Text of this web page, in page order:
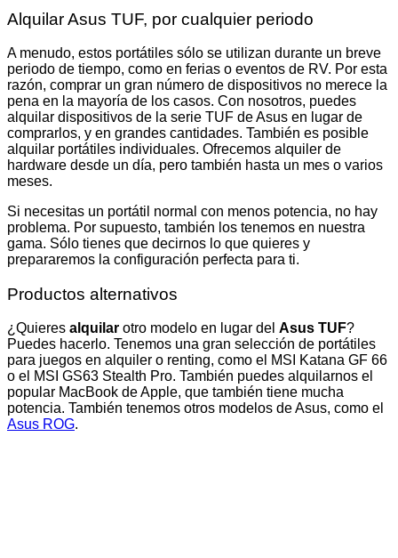
Alquilar Asus TUF, por cualquier periodo
A menudo, estos portátiles sólo se utilizan durante un breve
periodo de tiempo, como en ferias o eventos de RV. Por esta
razón, comprar un gran número de dispositivos no merece la
pena en la mayoría de los casos. Con nosotros, puedes
alquilar dispositivos de la serie TUF de Asus en lugar de
comprarlos, y en grandes cantidades. También es posible
alquilar portátiles individuales. Ofrecemos alquiler de
hardware desde un día, pero también hasta un mes o varios
meses.
Si necesitas un portátil normal con menos potencia, no hay
problema. Por supuesto, también los tenemos en nuestra
gama. Sólo tienes que decirnos lo que quieres y
prepararemos la configuración perfecta para ti.
Productos alternativos
¿Quieres alquilar otro modelo en lugar del Asus TUF?
Puedes hacerlo. Tenemos una gran selección de portátiles
para juegos en alquiler o renting, como el MSI Katana GF 66
o el MSI GS63 Stealth Pro. También puedes alquilarnos el
popular MacBook de Apple, que también tiene mucha
potencia. También tenemos otros modelos de Asus, como el
Asus ROG.